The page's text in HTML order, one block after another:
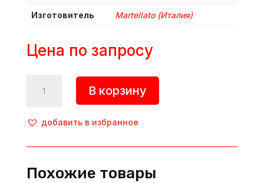
Изготовитель Martellato (Италия)
Цена по запросу
товара
кондитерская
d=5
нерж.
В корзину
добавить в избранное
Похожие товары